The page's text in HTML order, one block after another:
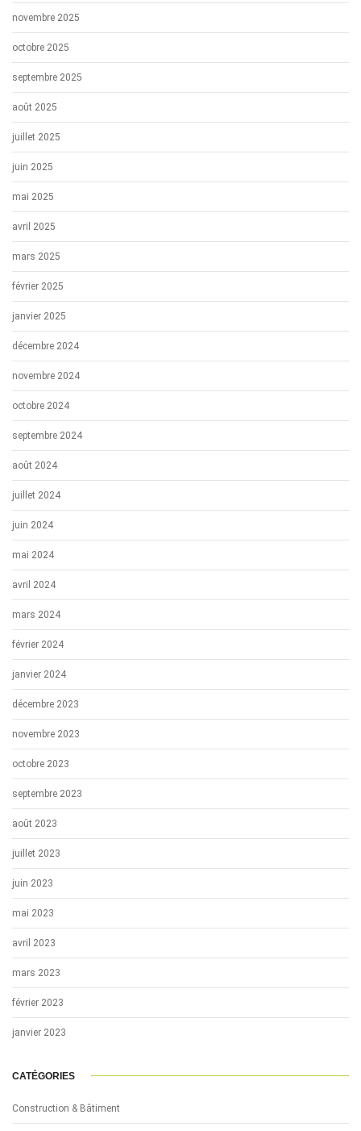
novembre 2025
octobre 2025
septembre 2025
août 2025
juillet 2025
juin 2025
mai 2025
avril 2025
mars 2025
février 2025
janvier 2025
décembre 2024
novembre 2024
octobre 2024
septembre 2024
août 2024
juillet 2024
juin 2024
mai 2024
avril 2024
mars 2024
février 2024
janvier 2024
décembre 2023
novembre 2023
octobre 2023
septembre 2023
août 2023
juillet 2023
juin 2023
mai 2023
avril 2023
mars 2023
février 2023
janvier 2023
CATÉGORIES
Construction & Bâtiment